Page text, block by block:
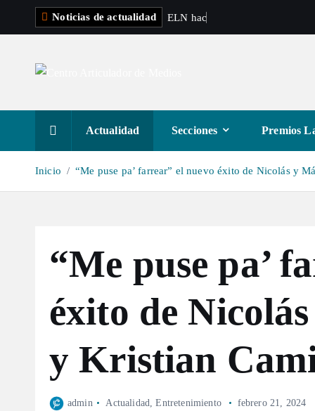
Noticias de actualidad ELN hac
Actualidad Secciones Premios
Inicio “Me puse pa’ farrear” el nuevo éxito de Nicolás y
“Me puse pa’
éxito de
y Kristian
admin Actualidad,Entretenimiento febrero 21, 2024